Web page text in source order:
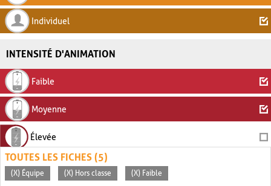
Individuel
INTENSITÉ D'ANIMATION
Faible
Moyenne
Élevée
TOUTES LES FICHES (5)
(X) Équipe (X) Hors classe (X) Faible